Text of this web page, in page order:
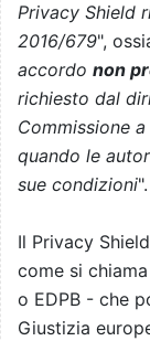
Privacy Shield
2016/679",
accordo non
richiesto dal
Commissione a
quando le
sue condizioni".
Il Privacy
come si
o EDPB - che
Giustizia